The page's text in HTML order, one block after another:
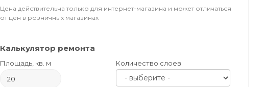
Цена действительна только для интернет-магазина и может отличаться
от цен в розничных магазинах
Калькулятор ремонта
Площадь, кв. м Количество слоев